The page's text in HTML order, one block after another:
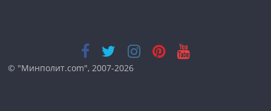
© "Минполит.com", 2007-2026